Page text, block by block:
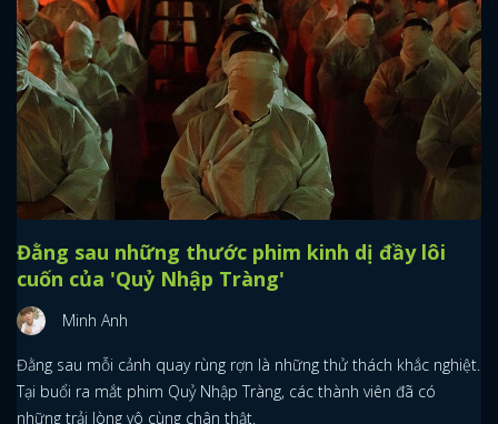
Đằng sau những thước phim kinh dị đầy lôi
cuốn của 'Quỷ Nhập Tràng'
Minh Anh
Đằng sau mỗi cảnh quay rùng rợn là những thử thách khắc nghiệt.
Tại buổi ra mắt phim Quỷ Nhập Tràng, các thành viên đã có
những trải lòng vô cùng chân thật.